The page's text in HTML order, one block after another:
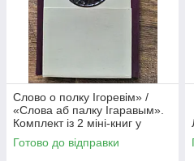
Слово о полку Ігоревім» /
«Слова аб палку Ігаравым».
Комплект із 2 міні-книг у
футлярі
Готово до відправки